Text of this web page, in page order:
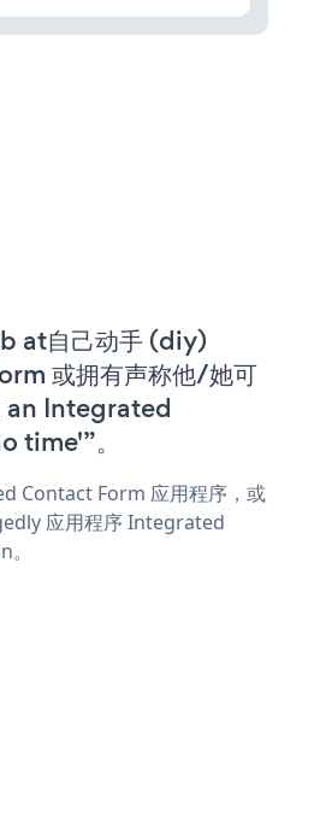
at自己动手 (diy)
或拥有声称他/她可
an Integrated
time'”。
Contact Form 应用程序，或
应用程序 Integrated